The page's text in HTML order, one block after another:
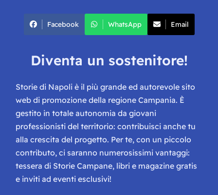
Facebook WhatsApp Email
Diventa un sostenitore!
Storie di Napoli è il più grande ed autorevole sito
web di promozione della regione Campania. È
gestito in totale autonomia da giovani
professionisti del territorio: contribuisci anche tu
alla crescita del progetto. Per te, con un piccolo
contributo, ci saranno numerosissimi vantaggi:
tessera di Storie Campane, libri e magazine gratis
e inviti ad eventi esclusivi!